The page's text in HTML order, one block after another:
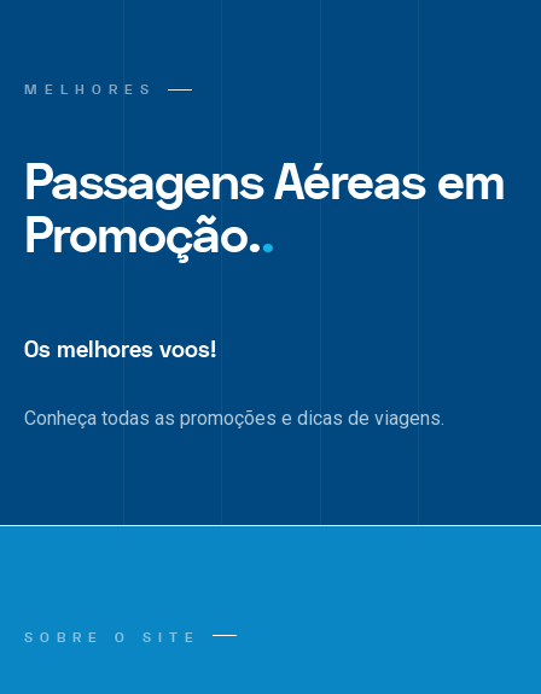
MELHORES
Passagens Aéreas em
Promoção..
Os melhores voos!
Conheça todas as promoções e dicas de viagens.
SOBRE O SITE